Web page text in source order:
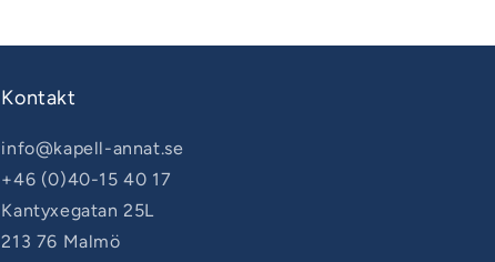
Kontakt
info@kapell-annat.se
+46 (0)40-15 40 17
Kantyxegatan 25L
213 76 Malmö